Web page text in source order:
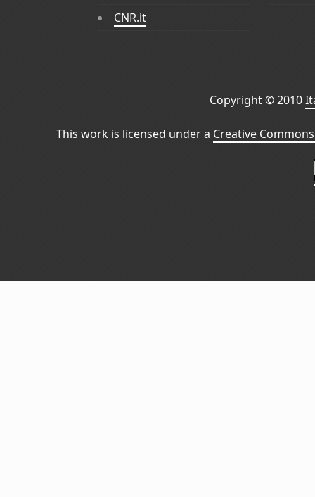
CNR.it
Copyright © 2010
This work is licensed under a Creative